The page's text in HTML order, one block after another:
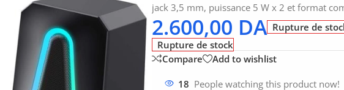
jack 3,5 mm, puissance 5 W x 2 et format
2.600,00 DA Rupture de
Rupture de stock
Compare
Add to wishlist
18 People watching this product now!